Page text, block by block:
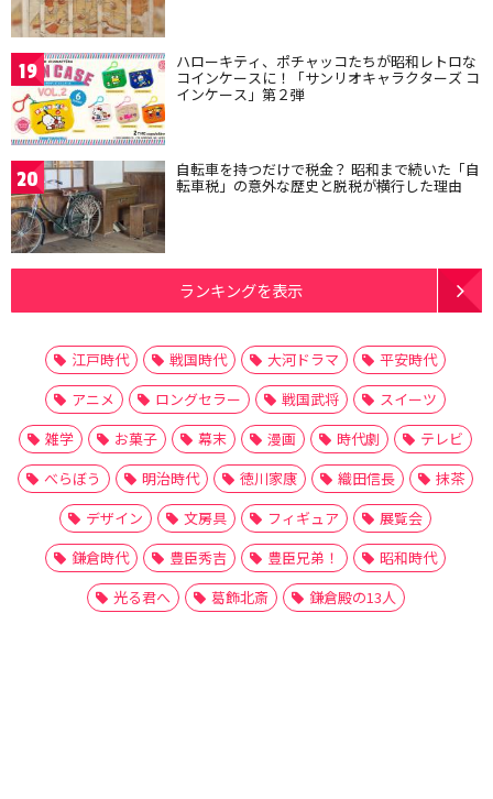
19 ハローキティ、ポチャッコたちが昭和レトロな
コインケースに！「サンリオキャラクターズ コ
インケース」第２弾
20 自転車を持つだけで税金？ 昭和まで続いた「自
転車税」の意外な歴史と脱税が横行した理由
ランキングを表示
江戸時代 戦国時代 大河ドラマ
平安時代
アニメ
ロングセラー 戦国武将
スイーツ
雑学
お菓子 幕末 漫画 時代劇
テレビ
べらぼう
明治時代 徳川家康 織田信長
抹茶
デザイン
文房具 フィギュア
展覧会
鎌倉時代
豊臣秀吉 豊臣兄弟！
昭和時代
光る君へ
葛飾北斎 鎌倉殿の13人